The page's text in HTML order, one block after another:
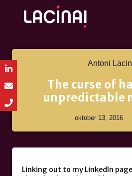
Antoni
The curse of
unpredictable
oktober 13, 2016
Linking out to my LinkedIn